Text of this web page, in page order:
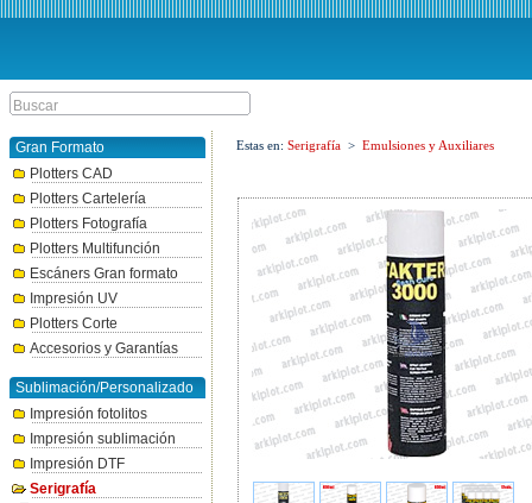
Gran Formato
Plotters CAD
Plotters Cartelería
Plotters Fotografía
Plotters Multifunción
Escáners Gran formato
Impresión UV
Plotters Corte
Accesorios y Garantías
Sublimación/Personalizado
Impresión fotolitos
Impresión sublimación
Impresión DTF
Serigrafía
Estas en: Serigrafía > Emulsiones y Auxiliares